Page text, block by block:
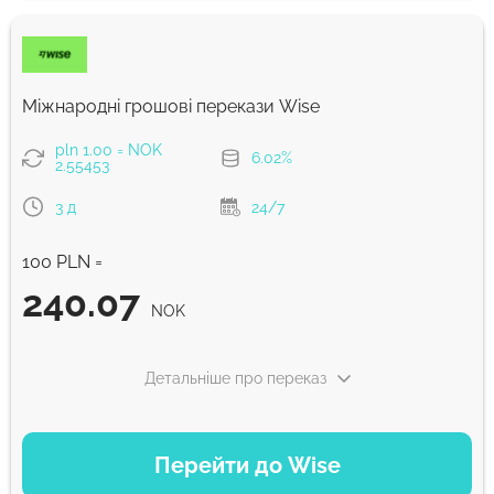
Комісія Strumok, завжди 0%
Міжнародні грошові перекази Wise
pln 1.00 = NOK
2.55453
6.02%
3 д 24/7
100 PLN =
240.07 NOK
Перейти до Wise
Детальніше про переказ
ВАРІАНТИ ОПЛАТИ
Сплатити банківським переказом